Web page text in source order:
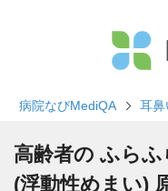
病院なびMediQA 耳鼻
高齢者の ふら
(浮動性めまい)